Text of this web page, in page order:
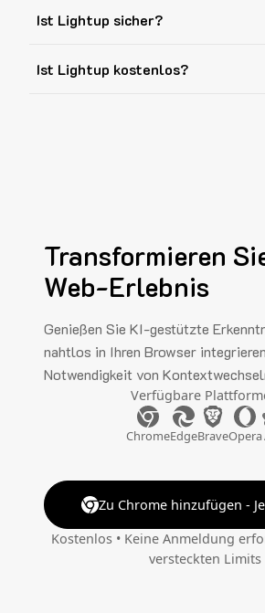
Ist Lightup sicher?
Ist Lightup kostenlos?
Transformieren
Web-Erlebnis
Genießen Sie KI-gestützte
nahtlos in Ihren Browser
Notwendigkeit von
Verfügbare
ChromeEdgeBraveOpera
Zu Chrome hinzufügen -
Kostenlos • Keine Anmeldung
versteckten Limits